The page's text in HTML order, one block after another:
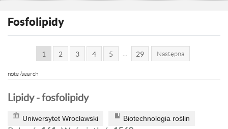
Fosfolipidy
1 2 3 4 5 29 Następna
note /search
Lipidy - fosfolipidy
Uniwersytet Wrocławski Biotechnologia roślin